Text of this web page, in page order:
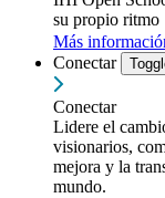
su propio ritmo
Más
Conectar
Conectar
Lidere el
visionarios,
mejora y la
mundo.